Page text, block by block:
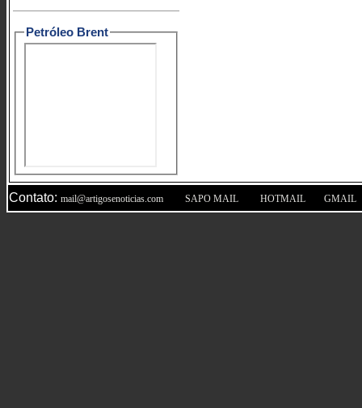
Petróleo Brent
Contato: mail@artigosenoticias.com SAPO MAIL HOTMAIL GMAIL